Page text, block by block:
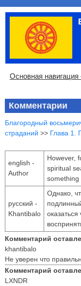
Перейти
основному
содержанию
Меню
учётной
записи
пользователя
Основная
Основная
Главная
Община
Палийский канон
Язык пали
Материалы по темам
Современная
Блоги
Ссылки
Поиск
Комментарии
Благородный
страданий >> Глава 1.
english -
Author
However,
spiritual
something
русский -
Khantibalo
Однако,
Комментарий
khantibalo
Не уверен что
Комментарий
LXNDR